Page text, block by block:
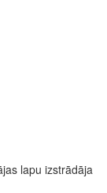
lapu izstrādāja